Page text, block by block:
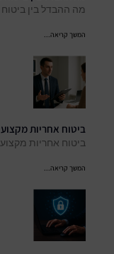
מה ההבדל בין
המשך קריאה...
ביטוח אחריות
ביטוח אחריות
המשך קריאה...